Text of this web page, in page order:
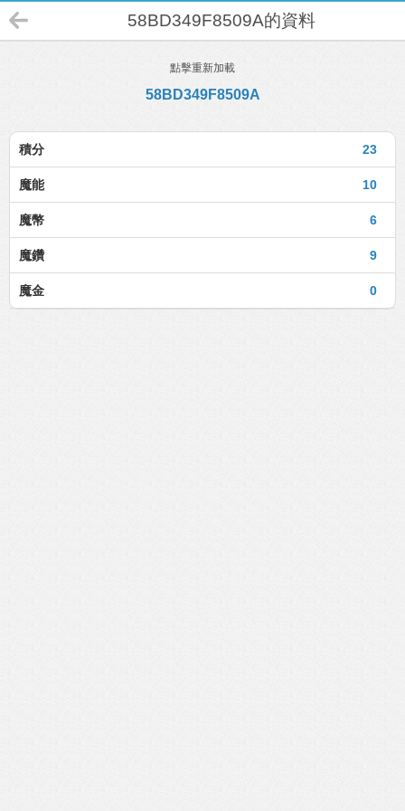
58BD349F8509A的資料
點擊重新加載
58BD349F8509A
23
積分
10
魔能
6
魔幣
9
魔鑽
0
魔金